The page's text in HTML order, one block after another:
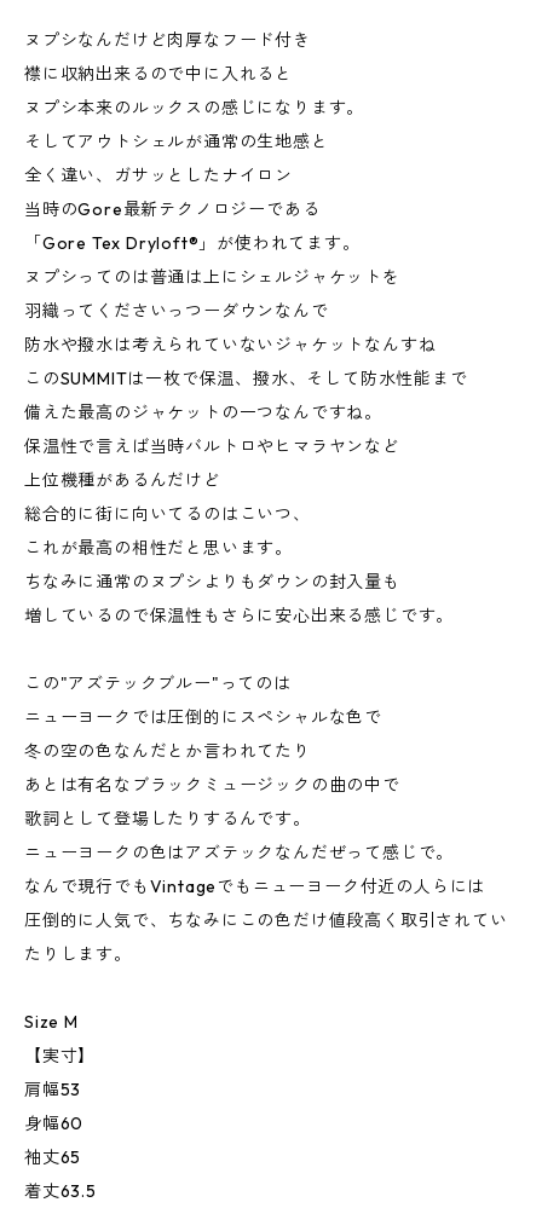
ヌプシなんだけど肉厚なフード付き
襟に収納出来るので中に入れると
ヌプシ本来のルックスの感じになります。
そしてアウトシェルが通常の生地感と
全く違い、ガサッとしたナイロン
当時のGore最新テクノロジーである
「Gore Tex Dryloft®︎」が使われてます。
ヌプシってのは普通は上にシェルジャケットを
羽織ってくださいっつーダウンなんで
防水や撥水は考えられていないジャケットなんすね
このSUMMITは一枚で保温、撥水、そして防水性能まで
備えた最高のジャケットの一つなんですね。
保温性で言えば当時バルトロやヒマラヤンなど
上位機種があるんだけど
総合的に街に向いてるのはこいつ、
これが最高の相性だと思います。
ちなみに通常のヌプシよりもダウンの封入量も
増しているので保温性もさらに安心出来る感じです。
この"アズテックブルー"ってのは
ニューヨークでは圧倒的にスペシャルな色で
冬の空の色なんだとか言われてたり
あとは有名なブラックミュージックの曲の中で
歌詞として登場したりするんです。
ニューヨークの色はアズテックなんだぜって感じで。
なんで現行でもVintageでもニューヨーク付近の人らには
圧倒的に人気で、ちなみにこの色だけ値段高く取引されてい
たりします。
Size M
【実寸】
肩幅53
身幅60
袖丈65
着丈63.5